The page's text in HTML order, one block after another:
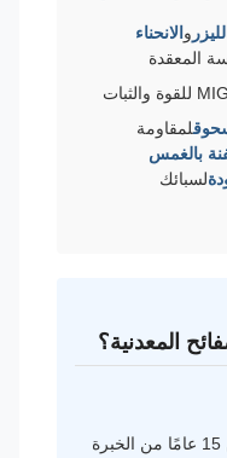
و الانحناء
المعقدة
لمقاومة
بالغمس
لسبائك
المعدنية؟
تأسست في عام 2005 مع أكثر من 15 عامًا من الخبرة